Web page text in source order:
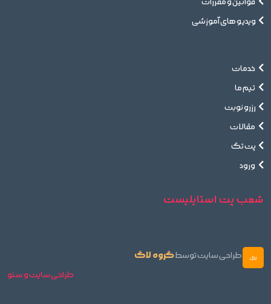
ویدیو های آموزشی
خدمات
تیم ما
رزرو نوبت
مقالات
پت تگ
ورود
شعب پت استایلیست
طراحی سایت توسطگروه لاگ
طراحی سایت و سئو